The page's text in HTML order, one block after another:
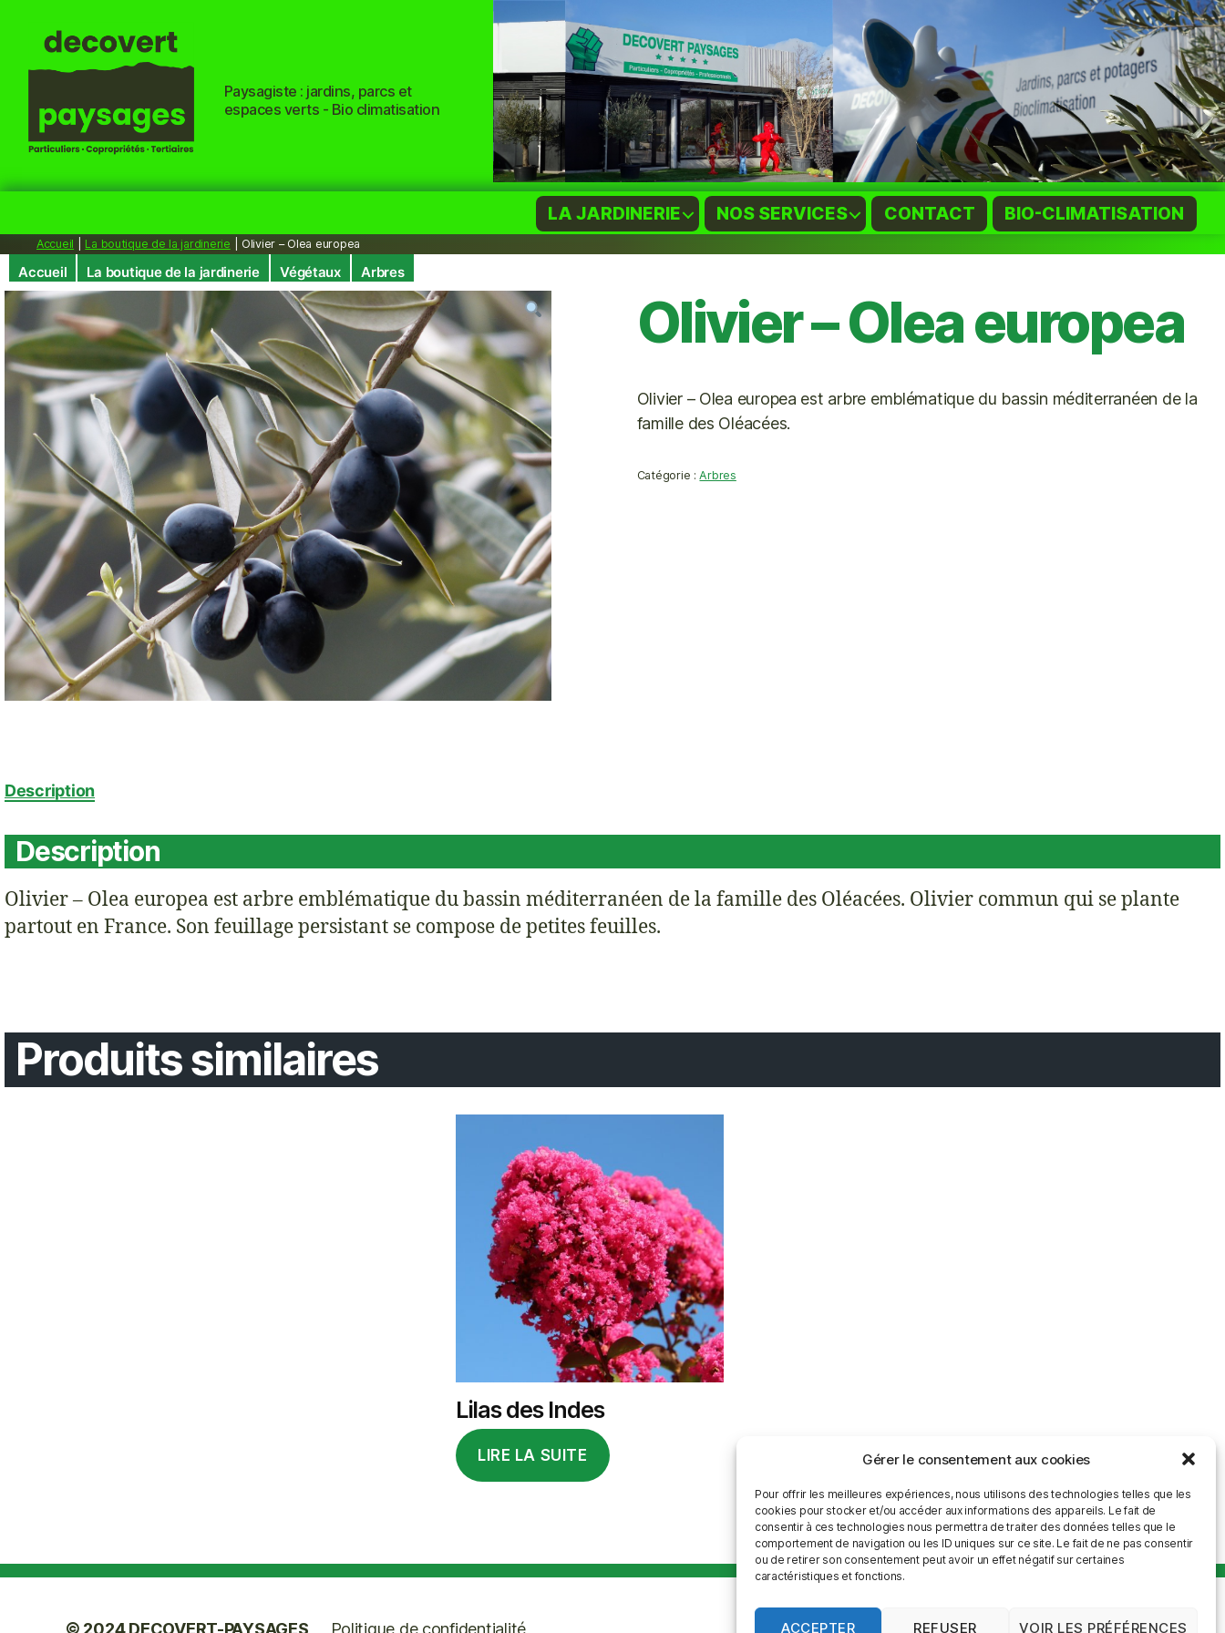
Gérer le consentement aux cookies
Pour offrir les meilleures expériences, nous utilisons des technologies telles que les
cookies pour stocker et/ou accéder aux informations des appareils. Le fait de
consentir à ces technologies nous permettra de traiter des données telles que le
comportement de navigation ou les ID uniques sur ce site. Le fait de ne pas consentir
ou de retirer son consentement peut avoir un effet négatif sur certaines
caractéristiques et fonctions.
ACCEPTER REFUSER VOIR LES PRÉFÉRENCES
PAYSAGES
Paysagiste : jardins, parcs et
espaces verts - Bio climatisation
LA JARDINERIE NOS SERVICES CONTACT BIO-CLIMATISATION
Accueil La boutique de la jardinerie Olivier – Olea europea
Accueil La boutique de la jardinerie Végétaux Arbres
Olivier – Olea europea
Olivier – Olea europea est arbre emblématique du bassin méditerranéen de la
famille des Oléacées.
Catégorie :Arbres
Description
Description
Olivier – Olea europea est arbre emblématique du bassin méditerranéen de la famille des Oléacées. Olivier commun qui se plante
partout en France. Son feuillage persistant se compose de petites feuilles.
Produits similaires
Lilas des Indes
LIRE LA SUITE
© 2024DECOVERT-PAYSAGES Politique de confidentialité Vers le haut↑